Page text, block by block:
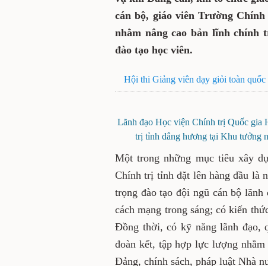
Đảng cần, khi tổ chức
các thế hệ cán bộ, giáo
phấn đấu học tập, rèn
Lãnh đạo Học viện Chính trị
Trường Chính trị tỉnh dâng
Một trong những mục tiêu
viên Trường Chính trị tỉnh
tạo, bồi dưỡng. Trong đó,
lý có bản lĩnh chính trị